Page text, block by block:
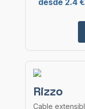
desde 2.4 €
Rizzo
Cable